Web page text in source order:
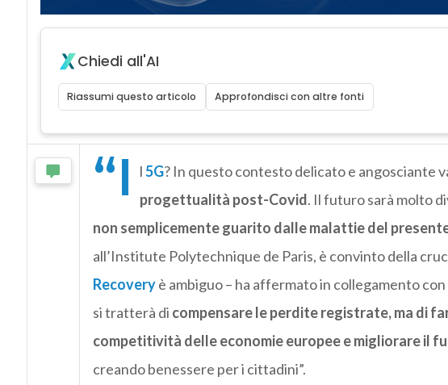
Chiedi all'AI
Riassumi questo articolo Approfondisci con altre fonti
“I l5G? In questo contesto delicato e angosciante
progettualità post-Covid. Il futuro sarà molto
non semplicemente guarito dalle malattie del
all’Institute Polytechnique de Paris, è convinto della
Recoveryè ambiguo – ha affermato in collegamento con
si tratterà di compensare le perdite registrate, ma di
competitività delle economie europee e migliorare il
creando benessere per i cittadini”.